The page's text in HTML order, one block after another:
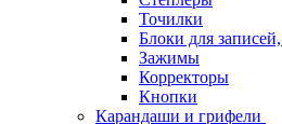
Точилки
Блоки для
Зажимы
Корректоры
Кнопки
Карандаши и грифели